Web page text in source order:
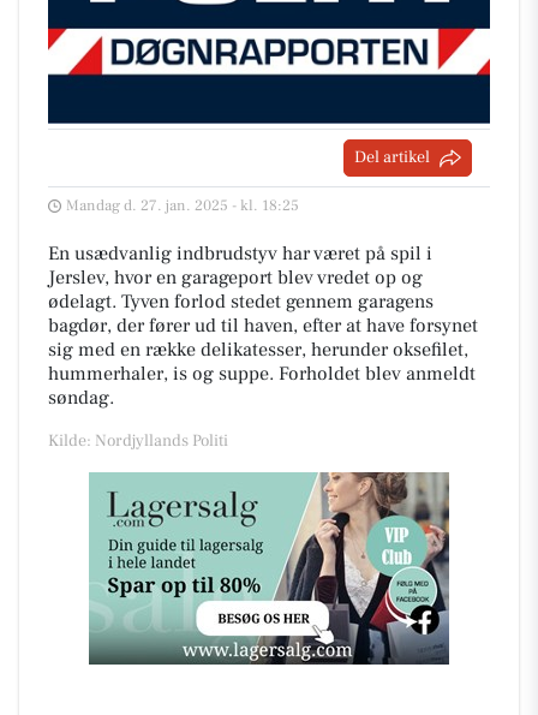
Del artikel
Mandag d. 27. jan. 2025 - kl. 18:25
En usædvanlig indbrudstyv har været på spil i
Jerslev, hvor en garageport blev vredet op og
ødelagt. Tyven forlod stedet gennem garagens
bagdør, der fører ud til haven, efter at have forsynet
sig med en række delikatesser, herunder oksefilet,
hummerhaler, is og suppe. Forholdet blev anmeldt
søndag.
Kilde: Nordjyllands Politi